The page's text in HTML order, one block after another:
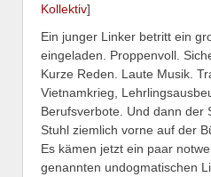
Kollektiv]
Ein junger Linker betritt ein
eingeladen. Proppenvoll.
Kurze Reden. Laute Musik.
Vietnamkrieg,
Berufsverbote. Und dann der
Stuhl ziemlich vorne auf der
Es kämen jetzt ein paar
genannten undogmatischen